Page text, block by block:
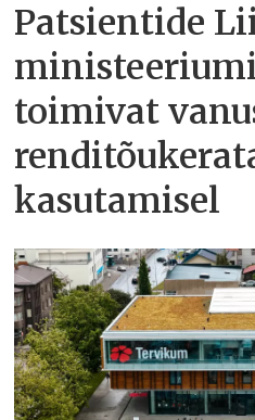
Patsientide
toimivat
kasutamisel